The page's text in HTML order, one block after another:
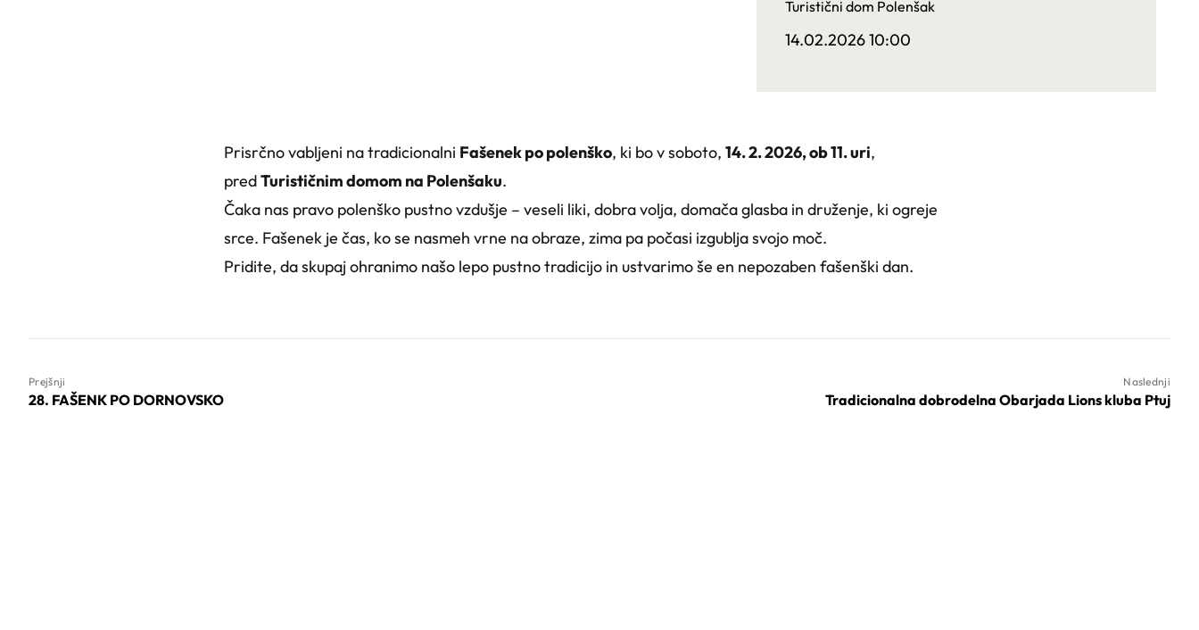
Turistični dom Polenšak
14.02.2026 10:00
Prisrčno vabljeni na tradicionalni Fašenek po polenško, ki bo v soboto, 14. 2. 2026, ob 11. uri,
predTurističnim domom na Polenšaku.
Čaka nas pravo polenško pustno vzdušje – veseli liki, dobra volja, domača glasba in druženje, ki ogreje
srce. Fašenek je čas, ko se nasmeh vrne na obraze, zima pa počasi izgublja svojo moč.
Pridite, da skupaj ohranimo našo lepo pustno tradicijo in ustvarimo še en nepozaben fašenški dan.
Prejšnji
28. FAŠENK PO DORNOVSKO
Naslednji
Tradicionalna dobrodelna Obarjada Lions kluba Ptuj